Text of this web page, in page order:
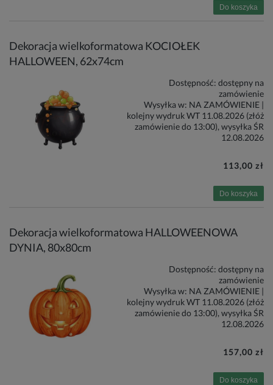
Do koszyka
Dekoracja wielkoformatowa KOCIOŁEK
HALLOWEEN, 62x74cm
Dostępność: dostępny na
zamówienie
Wysyłka w: NA ZAMÓWIENIE |
kolejny wydruk WT 11.08.2026 (złóż
zamówienie do 13:00), wysyłka ŚR
12.08.2026
113,00 zł
Do koszyka
Dekoracja wielkoformatowa HALLOWEENOWA
DYNIA, 80x80cm
Dostępność: dostępny na
zamówienie
Wysyłka w: NA ZAMÓWIENIE |
kolejny wydruk WT 11.08.2026 (złóż
zamówienie do 13:00), wysyłka ŚR
12.08.2026
157,00 zł
Do koszyka